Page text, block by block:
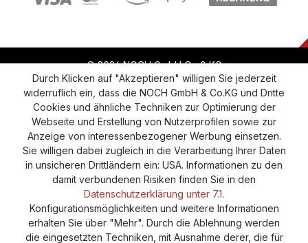
© 2026 NOCH GmbH Co & KG
Vertrag widerrufen Widerruf Datenschutz
Versand und Zahlung AGB
Impressum
Cookie-Einstellungen
Barrierefreiheitserklärung
Durch Klicken auf "Akzeptieren" willigen Sie jederzeit
widerruflich ein, dass die NOCH GmbH & Co.KG und Dritte
Cookies und ähnliche Techniken zur Optimierung der
Webseite und Erstellung von Nutzerprofilen sowie zur
Anzeige von interessenbezogener Werbung einsetzen.
Sie willigen dabei zugleich in die Verarbeitung Ihrer Daten
in unsicheren Drittländern ein: USA. Informationen zu den
damit verbundenen Risiken finden Sie in den
Datenschutzerklärung unter 7.1.
Konfigurationsmöglichkeiten und weitere Informationen
erhalten Sie über "Mehr". Durch die Ablehnung werden
die eingesetzten Techniken, mit Ausnahme derer, die für